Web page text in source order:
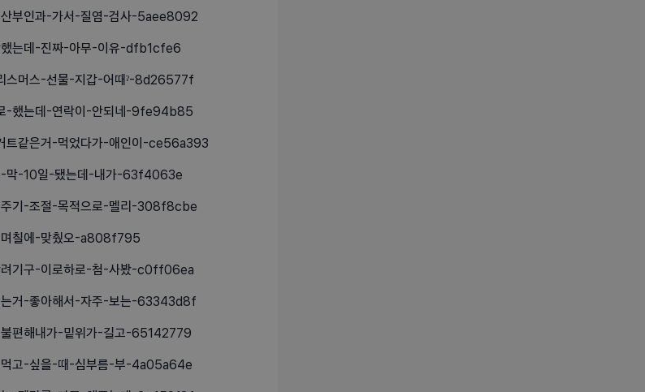
부인과-가서-질염-검사-5aee8092
했는데-진짜-아무-이유-dfb1cfe6
스머스-선물-지갑-어때ˀ-8d26577f
-했는데-연락이-안되네-9fe94b85
트같은거-먹었다가-애인이-ce56a393
-막-10일-됐는데-내가-63f4063e
기-조절-목적으로-멜리-308f8cbe
며칠에-맞췄오-a808f795
기구-이로하로-첨-사봤-c0ff06ea
는거-좋아해서-자주-보는-63343d8f
편해내가-밑위가-길고-65142779
고-싶을-때-심부름-부-4a05a64e